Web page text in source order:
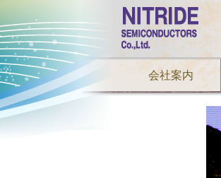
会社案内